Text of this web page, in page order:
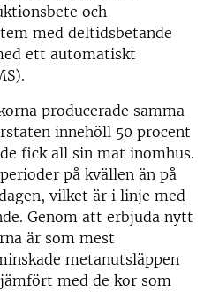
och
med deltidsbetande
ett automatiskt
producerade samma
innehöll 50 procent
fick all sin mat inomhus.
på kvällen än på
vilket är i linje med
Genom att erbjuda nytt
är som mest
metanutsläppen
med de kor som